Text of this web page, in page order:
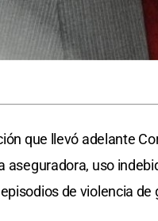
que llevó adelante
aseguradora, uso
de violencia